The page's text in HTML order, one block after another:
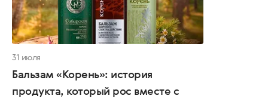
31 июля
Бальзам «Корень»: история
продукта, который рос вместе с